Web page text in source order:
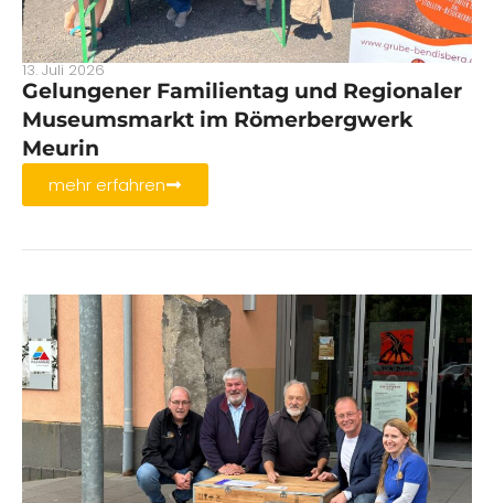
13. Juli 2026
Gelungener Familientag und Regionaler
Museumsmarkt im Römerbergwerk
Meurin
mehr erfahren